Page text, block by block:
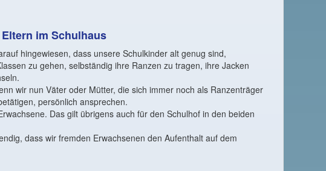
im Schulhaus
hingewiesen, dass unsere Schulkinder alt genug sind,
zu gehen, selbständig ihre Ranzen zu tragen, ihre Jacken
wir nun Väter oder Mütter, die sich immer noch als Ranzenträger
persönlich ansprechen.
Das gilt übrigens auch für den Schulhof in den beiden
dass wir fremden Erwachsenen den Aufenthalt auf dem